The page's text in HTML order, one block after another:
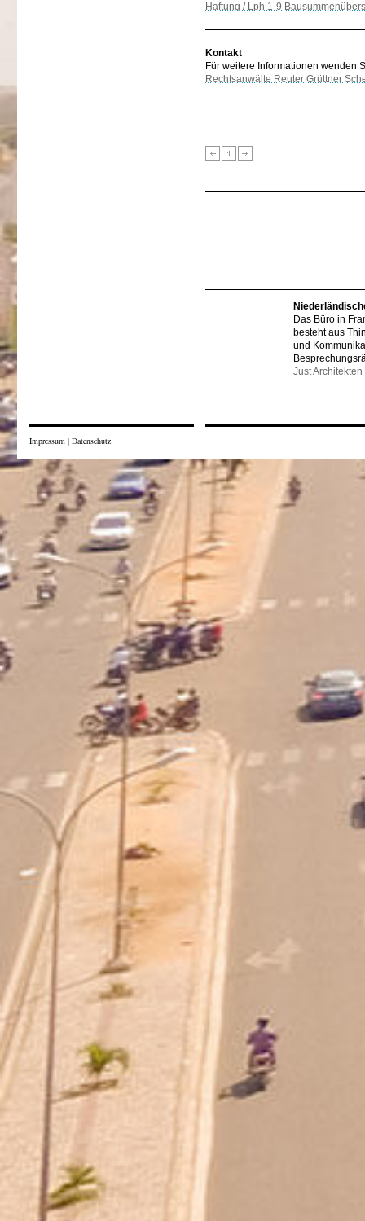
Haftung / Lph 1-9
Kontakt
Für weitere Informationen wenden
Rechtsanwälte Reuter Grüttner
Das Büro in
besteht aus
und
Just Architekten
Impressum | Datenschutz